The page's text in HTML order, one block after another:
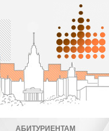
АБИТУРИЕНТАМ